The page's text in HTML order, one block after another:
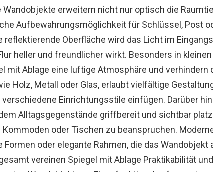
Wandobjekte erweitern nicht nur optisch die
Aufbewahrungsmöglichkeit für Schlüssel, Post
Oberfläche wird das Licht im
heller und freundlicher wirkt. Besonders in
mit Ablage eine luftige Atmosphäre und verhindern
Holz, Metall oder Glas, erlaubt vielfältige
Einrichtungsstile einfügen. Darüber
Alltagsgegenstände griffbereit und sichtbar
Kommoden oder Tischen zu beanspruchen.
oder elegante Rahmen, die das Wandobjekt
vereinen Spiegel mit Ablage Praktikabilität